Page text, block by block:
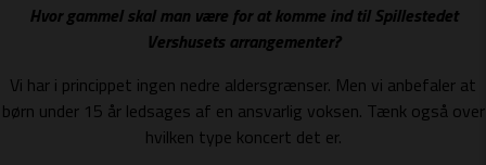
Hvor gammel skal man være for at komme ind til Spillestedet
Vershusets arrangementer?
Vi har i princippet ingen nedre aldersgrænser. Men vi anbefaler at
børn under 15 år ledsages af en ansvarlig voksen. Tænk også over
hvilken type koncert det er.